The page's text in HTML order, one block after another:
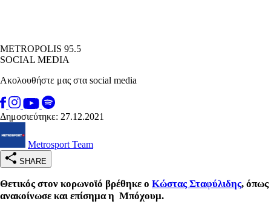
METROPOLIS 95.5
SOCIAL MEDIA
Ακολουθήστε μας στα social media
Δημοσιεύτηκε: 27.12.2021
Metrosport Team
SHARE
Θετικός στον κορωνοϊό βρέθηκε ο Κώστας Σταφύλιδης, όπως
ανακοίνωσε και επίσημα η Μπόχουμ.